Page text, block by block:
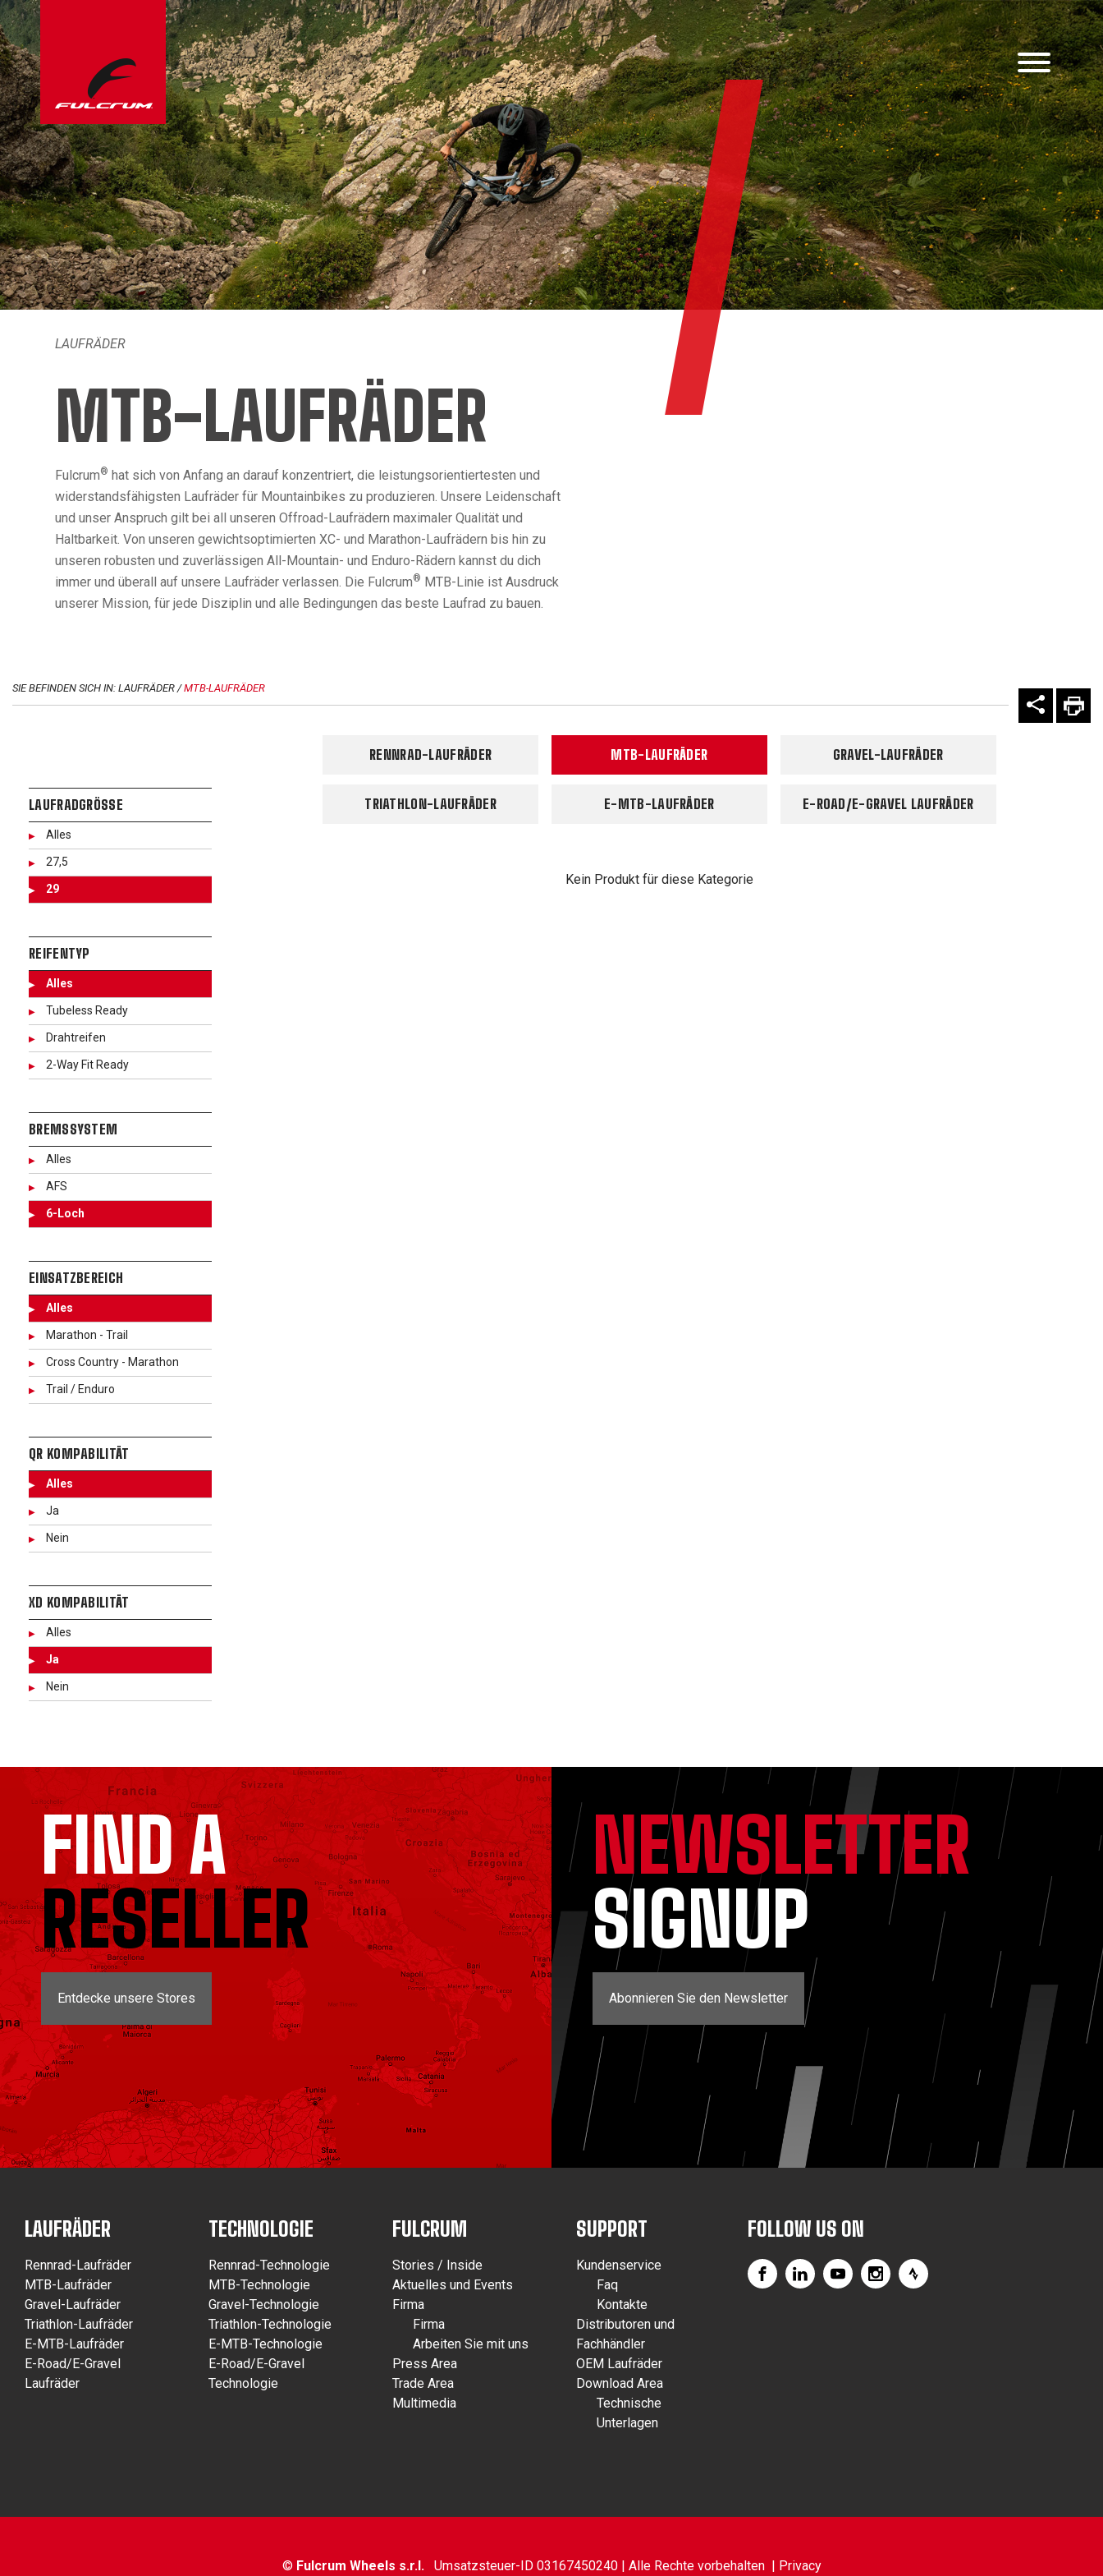
LAUFRÄDER
MTB-LAUFRÄDER
Fulcrum® hat sich von Anfang an darauf konzentriert, die leistungsorientiertesten und
widerstandsfähigsten Laufräder für Mountainbikes zu produzieren. Unsere Leidenschaft
und unser Anspruch gilt bei all unseren Offroad-Laufrädern maximaler Qualität und
Haltbarkeit. Von unseren gewichtsoptimierten XC- und Marathon-Laufrädern bis hin zu
unseren robusten und zuverlässigen All-Mountain- und Enduro-Rädern kannst du dich
immer und überall auf unsere Laufräder verlassen. Die Fulcrum® MTB-Linie ist Ausdruck
unserer Mission, für jede Disziplin und alle Bedingungen das beste Laufrad zu bauen.
SIE BEFINDEN SICH IN: LAUFRÄDER /MTB-LAUFRÄDER
LAUFRADGRÖSSE
Alles
27,5
29
REIFENTYP
Alles
Tubeless Ready
Drahtreifen
2-Way Fit Ready
BREMSSYSTEM
Alles
AFS
6-Loch
EINSATZBEREICH
Alles
Marathon - Trail
Cross Country - Marathon
Trail / Enduro
QR KOMPABILITÄT
Alles
Ja
Nein
XD KOMPABILITÄT
Alles
Ja
Nein
RENNRAD-LAUFRÄDER MTB-LAUFRÄDER GRAVEL-LAUFRÄDER
TRIATHLON-LAUFRÄDER E-MTB-LAUFRÄDER E-ROAD/E-GRAVEL LAUFRÄDER
Kein Produkt für diese Kategorie
FIND A
RESELLER
Entdecke unsere Stores
NEWSLETTER
SIGNUP
Abonnieren Sie den Newsletter
LAUFRÄDER
Rennrad-Laufräder
MTB-Laufräder
Gravel-Laufräder
Triathlon-Laufräder
E-MTB-Laufräder
E-Road/E-Gravel
Laufräder
TECHNOLOGIE
Rennrad-Technologie
MTB-Technologie
Gravel-Technologie
Triathlon-Technologie
E-MTB-Technologie
E-Road/E-Gravel
Technologie
FULCRUM
Stories / Inside
Aktuelles und Events
Firma
Firma
Arbeiten Sie mit uns
Press Area
Trade Area
Multimedia
SUPPORT
Kundenservice
Faq
Kontakte
Distributoren und
Fachhändler
OEM Laufräder
Download Area
Technische
Unterlagen
FOLLOW US ON
© Fulcrum Wheels s.r.l.Umsatzsteuer-ID 03167450240 | Alle Rechte vorbehalten | Privacy